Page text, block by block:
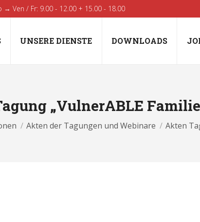
→ Ven / Fr: 9.00 - 12.00 + 15.00 - 18.00
UNSERE DIENSTE DOWNLOADS
„VulnerABLE
Akten der Tagungen und Webinare Akten